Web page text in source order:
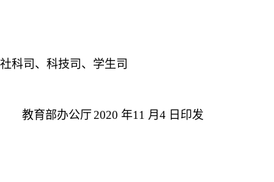
科司、科技司、学生司
教育部办公厅 2020 年11 月4 日印发